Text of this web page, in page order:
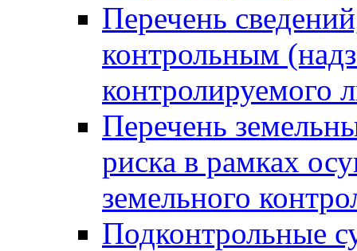
Перечень
контрольным
контролируемого
Перечень
риска в рамках
земельного
Подконтрольные